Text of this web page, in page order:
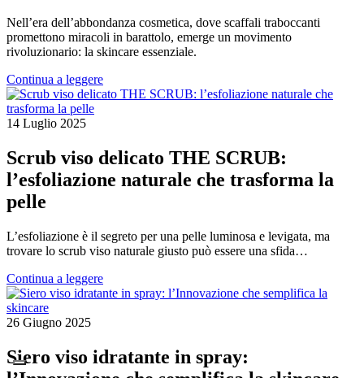
Nell’era dell’abbondanza cosmetica, dove scaffali traboccanti
promettono miracoli in barattolo, emerge un movimento
rivoluzionario: la skincare essenziale.
Continua a leggere
14 Luglio 2025
Scrub viso delicato THE SCRUB:
l’esfoliazione naturale che trasforma la
pelle
L’esfoliazione è il segreto per una pelle luminosa e levigata, ma
trovare lo scrub viso naturale giusto può essere una sfida…
Continua a leggere
26 Giugno 2025
Siero viso idratante in spray: